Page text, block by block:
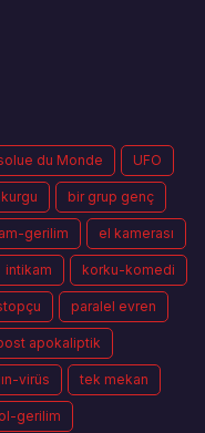
du Monde UFO
bir grup genç
gerilim el kamerası
intikam korku-komedi
paralel evren
apokaliptik
virüs tek mekan
gerilim